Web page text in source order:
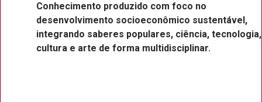
Conhecimento produzido com foco no
desenvolvimento socioeconômico sustentável,
integrando saberes populares, ciência, tecnologia,
cultura e arte de forma multidisciplinar.